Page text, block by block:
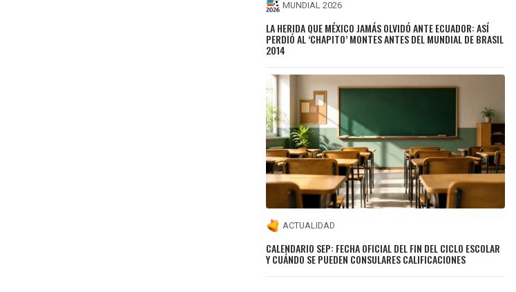
MUNDIAL 2026
LA HERIDA QUE MÉXICO JAMÁS OLVIDÓ ANTE ECUADOR: ASÍ
PERDIÓ AL ‘CHAPITO’ MONTES ANTES DEL MUNDIAL DE BRASIL
2014
ACTUALIDAD
CALENDARIO SEP: FECHA OFICIAL DEL FIN DEL CICLO ESCOLAR
Y CUÁNDO SE PUEDEN CONSULARES CALIFICACIONES